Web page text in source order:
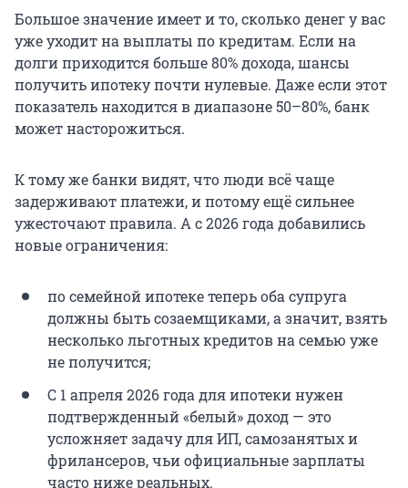
Большое значение имеет и то, сколько денег у вас
уже уходит на выплаты по кредитам. Если на
долги приходится больше 80% дохода, шансы
получить ипотеку почти нулевые. Даже если этот
показатель находится в диапазоне 50–80%, банк
может насторожиться.
К тому же банки видят, что люди всё чаще
задерживают платежи, и потому ещё сильнее
ужесточают правила. А с 2026 года добавились
новые ограничения:
по семейной ипотеке теперь оба супруга
должны быть созаемщиками, а значит, взять
несколько льготных кредитов на семью уже
не получится;
С 1 апреля 2026 года для ипотеки нужен
подтвержденный «белый» доход — это
усложняет задачу для ИП, самозанятых и
фрилансеров, чьи официальные зарплаты
часто ниже реальных.